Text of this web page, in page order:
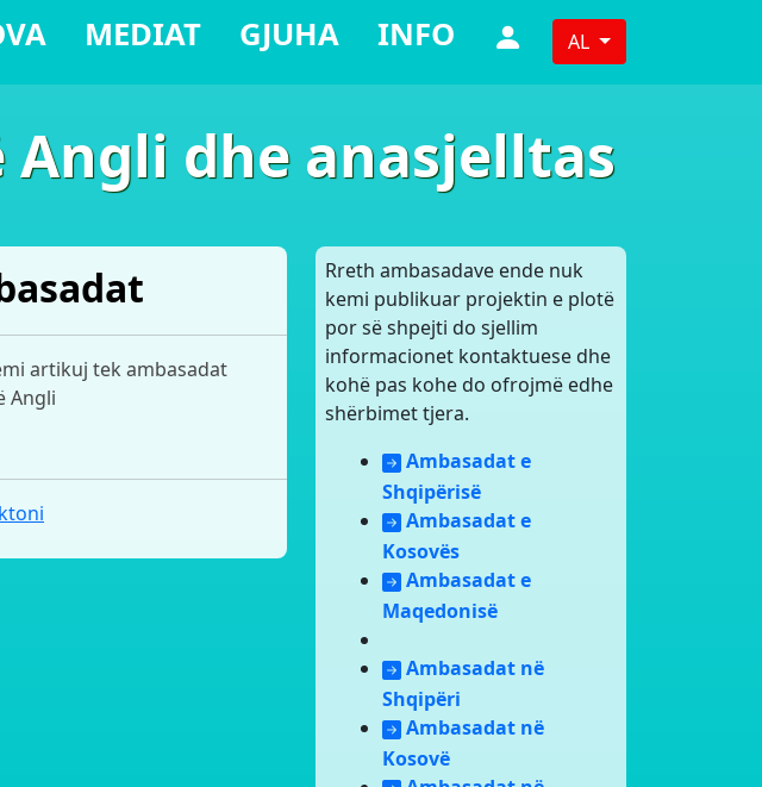
MEDIAT GJUHA INFO AL
dhe anasjelltas
artikuj tek ambasadat
Angli
Rreth ambasadave ende nuk
kemi publikuar projektin e plotë
por së shpejti do sjellim
informacionet kontaktuese dhe
kohë pas kohe do ofrojmë edhe
shërbimet tjera.
Ambasadat e
Shqipërisë
Ambasadat e
Kosovës
Ambasadat e
Maqedonisë
Ambasadat në
Shqipëri
Ambasadat në
Kosovë